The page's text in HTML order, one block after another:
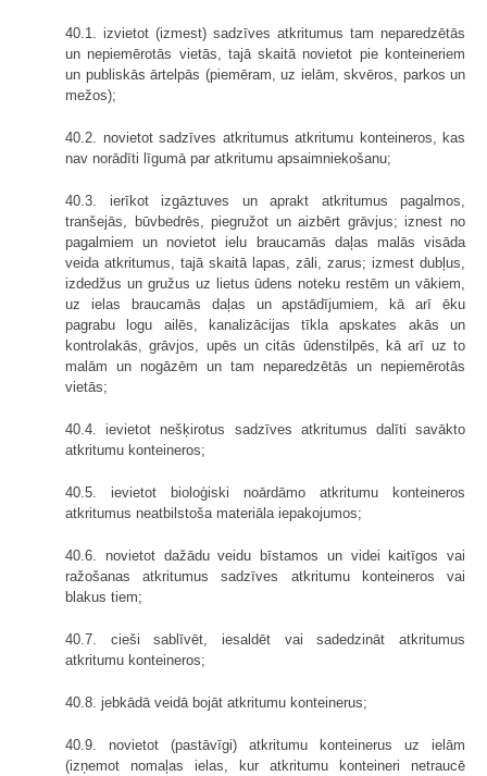
40.1. izvietot (izmest) sadzīves atkritumus tam neparedzētās
un nepiemērotās vietās, tajā skaitā novietot pie konteineriem
un publiskās ārtelpās (piemēram, uz ielām, skvēros, parkos un
mežos);
40.2. novietot sadzīves atkritumus atkritumu konteineros, kas
nav norādīti līgumā par atkritumu apsaimniekošanu;
40.3. ierīkot izgāztuves un aprakt atkritumus pagalmos,
tranšejās, būvbedrēs, piegružot un aizbērt grāvjus; iznest no
pagalmiem un novietot ielu braucamās daļas malās visāda
veida atkritumus, tajā skaitā lapas, zāli, zarus; izmest dubļus,
izdedžus un gružus uz lietus ūdens noteku restēm un vākiem,
uz ielas braucamās daļas un apstādījumiem, kā arī ēku
pagrabu logu ailēs, kanalizācijas tīkla apskates akās un
kontrolakās, grāvjos, upēs un citās ūdenstilpēs, kā arī uz to
malām un nogāzēm un tam neparedzētās un nepiemērotās
vietās;
40.4. ievietot nešķirotus sadzīves atkritumus dalīti savākto
atkritumu konteineros;
40.5. ievietot bioloģiski noārdāmo atkritumu konteineros
atkritumus neatbilstoša materiāla iepakojumos;
40.6. novietot dažādu veidu bīstamos un videi kaitīgos vai
ražošanas atkritumus sadzīves atkritumu konteineros vai
blakus tiem;
40.7. cieši sablīvēt, iesaldēt vai sadedzināt atkritumus
atkritumu konteineros;
40.8. jebkādā veidā bojāt atkritumu konteinerus;
40.9. novietot (pastāvīgi) atkritumu konteinerus uz ielām
(izņemot nomaļas ielas, kur atkritumu konteineri netraucē